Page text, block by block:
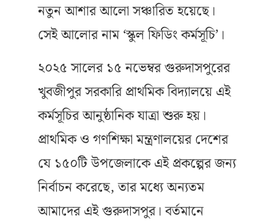
নতুন আশার আলো সঞ্চারিত হয়েছে।
সেই আলোর নাম ‘স্কুল ফিডিং কর্মসূচি’।
২০২৫ সালের ১৫ নভেম্বর গুরুদাসপুরের
খুবজীপুর সরকারি প্রাথমিক বিদ্যালয়ে এই
কর্মসূচির আনুষ্ঠানিক যাত্রা শুরু হয়।
প্রাথমিক ও গণশিক্ষা মন্ত্রণালয়ের দেশের
যে ১৫০টি উপজেলাকে এই প্রকল্পের জন্য
নির্বাচন করেছে, তার মধ্যে অন্যতম
আমাদের এই গুরুদাসপুর। বর্তমানে